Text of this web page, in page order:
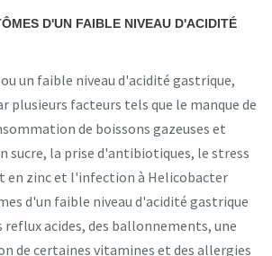
D'UN FAIBLE NIVEAU D'ACIDITÉ
un faible niveau d'acidité gastrique,
plusieurs facteurs tels que le manque de
de boissons gazeuses et
sucre, la prise d'antibiotiques, le stress
en zinc et l'infection à Helicobacter
d'un faible niveau d'acidité gastrique
reflux acides, des ballonnements, une
de certaines vitamines et des allergies